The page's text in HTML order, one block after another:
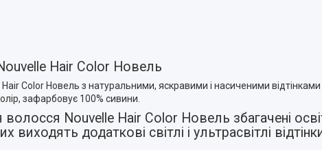
Hair Color Новель
Color Новель з натуральними, яскравими і насиченими відтінками
зафарбовує 100% сивини.
Nouvelle Hair Color Новель збагачені
додаткові світлі і ультрасвітлі